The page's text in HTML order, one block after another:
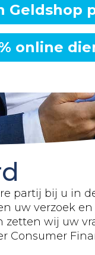
Geldshop
online
partij bij u in
uw verzoek
wij uw
Consumer